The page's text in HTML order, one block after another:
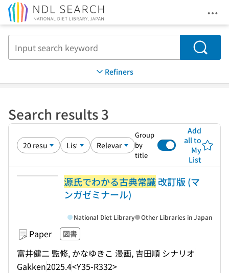
Search
Refiners
Search results 3
Group
by
title
Add
all to
My
List
源氏でわかる古典常識改訂版 (マ
ンガゼミナール)
Paper 図書
富井健二 監修, かなゆきこ 漫画, 吉田順 シナリオ
Gakken2025.4<Y35-R332>
National Diet Library Other Libraries in Japan